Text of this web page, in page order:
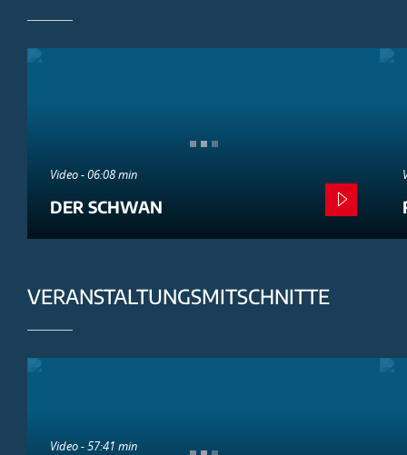
Video - 06:08 min
DER SCHWAN
VERANSTALTUNGSMITSCHNITTE
Video - 57:41 min